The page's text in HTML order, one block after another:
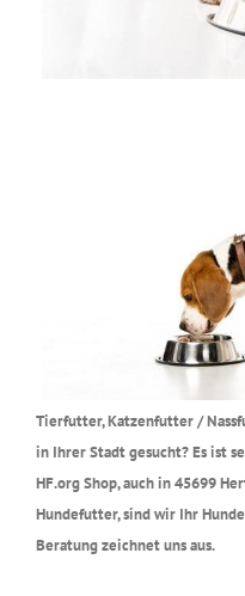
Tierfutter, Katzenfutter /
in Ihrer Stadt gesucht? Es ist
HF.org Shop, auch in 45699
Hundefutter, sind wir Ihr
Beratung zeichnet uns aus.